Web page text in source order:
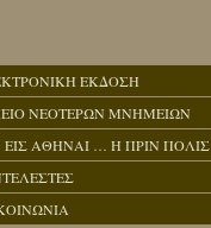
ΕΚΔΟΣΗ
ΝΕΟΤΕΡΩΝ ΜΝΗΜΕΙΩΝ
ΕΙΣ ΑΘΗΝΑΙ … Η ΠΡΙΝ ΠΟΛΙΣ